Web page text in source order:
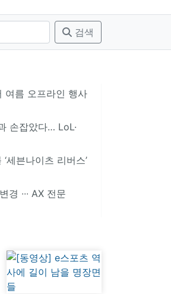
검색
여름 오프라인 행사
손잡았다… LoL·
세븐나이츠 리버스’
경 ∙∙∙ AX 전문